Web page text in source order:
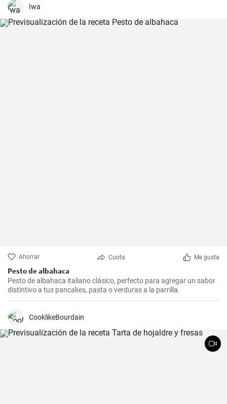
Iwa
Ahorrar Cuota Me gusta
Pesto de albahaca
Pesto de albahaca italiano clásico, perfecto para agregar un sabor
distintivo a tus pancakes, pasta o verduras a la parrilla.
CooklikeBourdain